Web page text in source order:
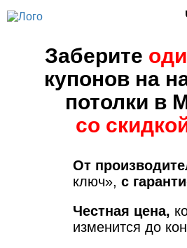
Заберите
купонов на
потолки в
со
От
ключ», с
Честная цена,
изменится до